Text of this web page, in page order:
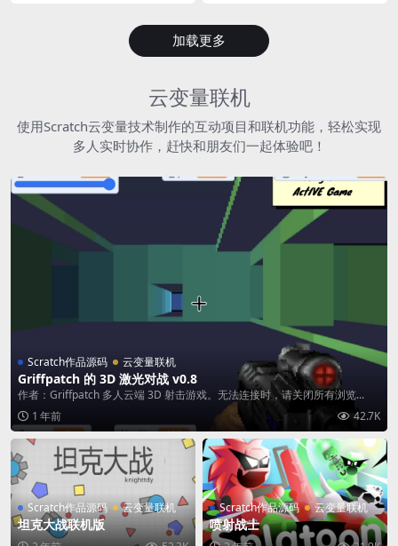
加载更多
云变量联机
使用Scratch云变量技术制作的互动项目和联机功能，轻松实现
多人实时协作，赶快和朋友们一起体验吧！
Scratch作品源码 云变量联机
Griffpatch 的 3D 激光对战 v0.8
作者：Griffpatch 多人云端 3D 射击游戏。无法连接时，请关闭所有浏览...
1 年前
42.7K
Scratch作品源码 云变量联机
坦克大战联机版
Scratch作品源码 云变量联机
喷射战士